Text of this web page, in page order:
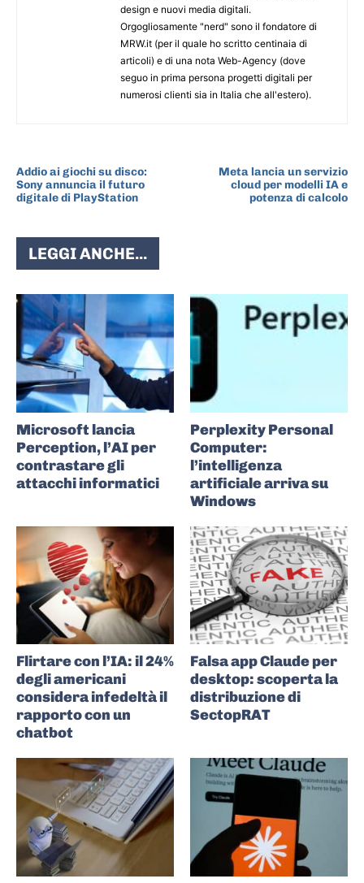
design e nuovi media digitali.
Orgogliosamente "nerd" sono il fondatore di
MRW.it (per il quale ho scritto centinaia di
articoli) e di una nota Web-Agency (dove
seguo in prima persona progetti digitali per
numerosi clienti sia in Italia che all'estero).
Addio ai giochi su disco:
Sony annuncia il futuro
digitale di PlayStation
Meta lancia un servizio
cloud per modelli IA e
potenza di calcolo
LEGGI ANCHE...
Microsoft lancia
Perception, l’AI per
contrastare gli
attacchi informatici
Perplexity Personal
Computer:
l’intelligenza
artificiale arriva su
Windows
Flirtare con l’IA: il 24%
degli americani
considera infedeltà il
rapporto con un
chatbot
Falsa app Claude per
desktop: scoperta la
distribuzione di
SectopRAT